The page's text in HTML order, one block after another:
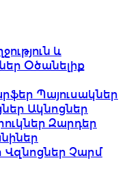
և
Օծանելիք
Պայուսակներ
Ակնոցներ
Զարդեր
Վզնոցներ Չարմ